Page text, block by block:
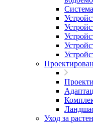
Уход за